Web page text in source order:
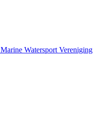
Marine Watersport Vereniging